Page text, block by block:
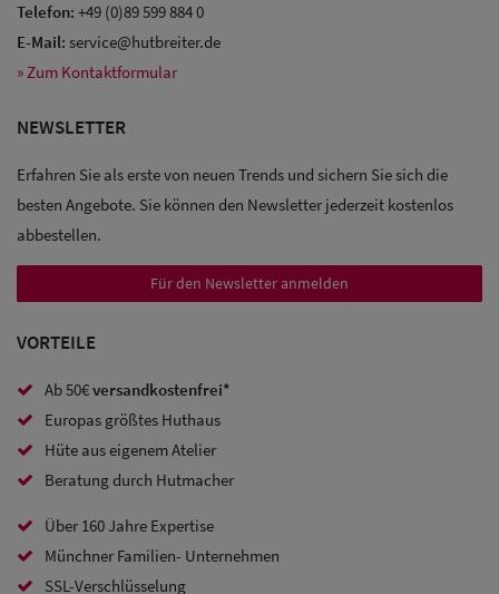
Sale: Caps
Sale:
Baseball
Caps
Sale: Army
Caps
Sale:
Trucker
Caps
Sale: Caps
mit
Telefon: +49 (0)89 599 884 0
E-Mail: service@hutbreiter.de
» Zum Kontaktformular
NEWSLETTER
Erfahren Sie als erste von neuen Trends und sichern Sie sich die
besten Angebote. Sie können den Newsletter jederzeit kostenlos
abbestellen.
Für den Newsletter anmelden
VORTEILE
Ab 50€versandkostenfrei*
Europas größtes Huthaus
Hüte aus eigenem Atelier
Beratung durch Hutmacher
Über 160 Jahre Expertise
Münchner Familien- Unternehmen
SSL-Verschlüsselung